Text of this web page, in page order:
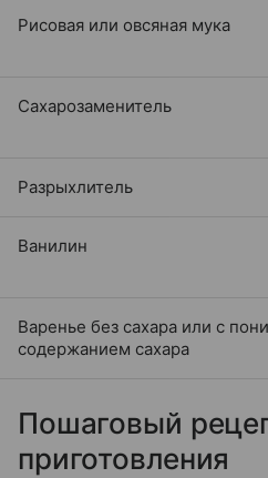
Рисовая или овсяная мука
Сахарозаменитель
Разрыхлитель
Ванилин
Варенье без сахара или с
содержанием сахара
Пошаговый
приготовления